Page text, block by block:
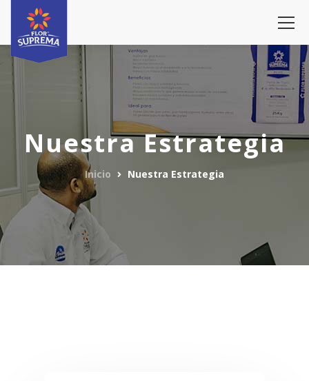
Nuestra Estrategia
Inicio Nuestra Estrategia